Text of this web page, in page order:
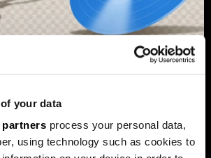
your data
partners process your personal data,
using technology such as cookies to
Бибер до Санремо:
години, музичките права